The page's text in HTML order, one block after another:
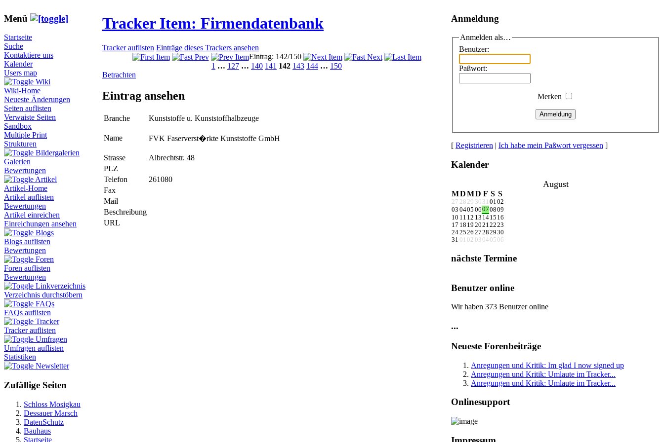
Menü
Startseite
Suche
Kontaktiere uns
Kalender
Users map
Wiki
Wiki-Home
Neueste Änderungen
Seiten auflisten
Verwaiste Seiten
Sandbox
Multiple Print
Strukturen
Bildergalerien
Galerien
Bewertungen
Artikel
Artikel-Home
Artikel auflisten
Bewertungen
Artikel einreichen
Einreichungen ansehen
Blogs
Blogs auflisten
Bewertungen
Foren
Foren auflisten
Bewertungen
Linkverzeichnis
Verzeichnis durchstöbern
FAQs
FAQs auflisten
Tracker
Tracker auflisten
Umfragen
Umfragen auflisten
Statistiken
Newsletter
Zufällige Seiten
Schloss Mosigkau
Dessauer Marsch
DatenSchutz
Bauhaus
Startseite
Tracker Item: Firmendatenbank
Tracker auflisten Einträge dieses Trackers ansehen
Eintrag: 142/150
1 … 127 … 140 141 142 143 144 … 150
Betrachten
Eintrag ansehen
Branche Kunststoffe u. Kunststoffhalbzeuge
Name FVK Faserverst�rkte Kunststoffe GmbH
Strasse
Albrechtstr. 48
PLZ
Telefon
261080
Fax
Mail
Beschreibung
URL
Anmeldung
Anmelden als…
Benutzer:
Paßwort:
Merken
Anmeldung
[ Registrieren | Ich habe mein Paßwort vergessen ]
Kalender
August
MDMD F S S
27 28 29 30 31 0102
03 0405 06070809
10 11 12 13 1415 16
17 18 19 20212223
242526 27282930
31 01 02 03 04 05 06
nächste Termine
Benutzer online
Wir haben 373 Benutzer online
...
Neueste Forenbeiträge
Anregungen und Kritik: Im glad I now signed up
Anregungen und Kritik: Umlaute im Tracker...
Anregungen und Kritik: Umlaute im Tracker...
Onlinesupport